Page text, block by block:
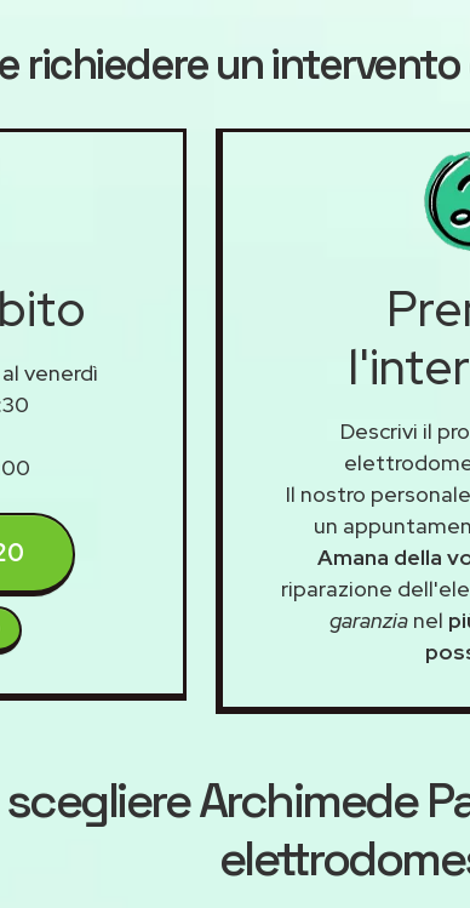
richiedere un intervento
venerdì
Descrivi il
Il nostro
un
Amana della
riparazione
garanzianel
Archimede